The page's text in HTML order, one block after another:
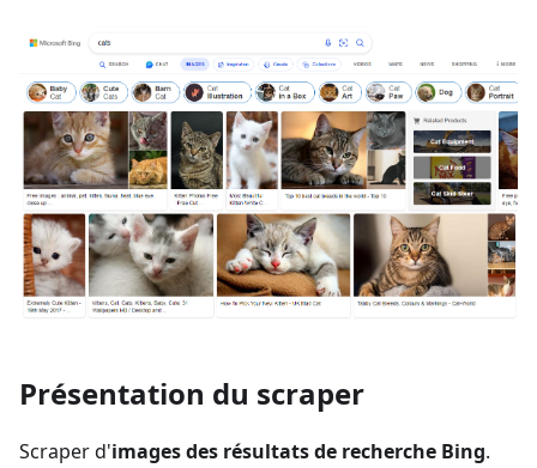
Présentation du scraper
Scraper d'images des résultats de recherche Bing.